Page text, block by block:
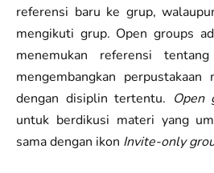
referensi baru ke grup,
mengikuti grup. Open groups
menemukan referensi
mengembangkan
dengan disiplin tertentu. Open
untuk berdikusi materi yang
sama dengan ikon Invite-only